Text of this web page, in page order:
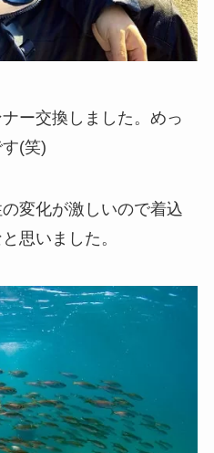
ー交換しました。めっ
(笑)
変化が激しいので着込
思いました。